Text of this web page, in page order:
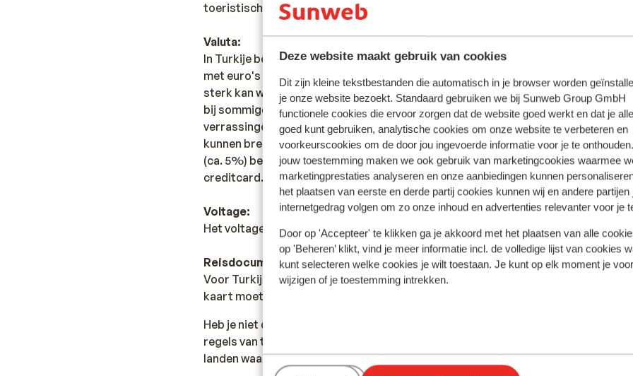
Deze website maakt gebruik van cookies
Dit zijn kleine tekstbestanden die automatisch in je browser worden
je onze website bezoekt. Standaard gebruiken we bij Sunweb Group GmbH
functionele cookies die ervoor zorgen dat de website goed werkt en dat je
goed kunt gebruiken, analytische cookies om onze website te verbeteren en
voorkeurscookies om de door jou ingevoerde informatie voor je te
jouw toestemming maken we ook gebruik van marketingcookies waarmee
marketingprestaties analyseren en onze aanbiedingen kunnen
het plaatsen van eerste en derde partij cookies kunnen wij en andere partijen
internetgedrag volgen om zo onze inhoud en advertenties relevanter voor je
Door op 'Accepteer' te klikken ga je akkoord met het plaatsen van alle
op 'Beheren’ klikt, vind je meer informatie incl. de volledige lijst van cookies
kunt selecteren welke cookies je wilt toestaan. Je kunt op elk moment je
wijzigen of je toestemming intrekken.
toeristische gebieden zijn de Turken meer Westers ingesteld.
Valuta:
In Turkije betaal je met de Turkse Lira. Naast de Turkse Lira kun je in de
met euro's betalen. Je kunt geld opnemen bij een pinautomaat bij een bank.
sterk kan wisselen, raden wij aan om kleine bedragen op te nemen. Betalen met
bij sommige horecagelegenheden en winkels mogelijk. Vraag dit altijd even na,
verrassingen komt te staan. Let er op dat creditcard transacties hoge kosten met
kunnen brengen. In Turkije wordt er naast de reguliere kosten van jouw bank ook
(ca. 5%) berekend door de Turkse bank, als je bij een bankautomaat geld pint
creditcard.
Voltage:
Het voltage is net als in Nederland 220 volt. Je hebt geen verloopstekker nodig.
Reisdocumenten:
Voor Turkije dien je in het bezit te zijn van een paspoort of identiteitsbewijs. Je
kaart moet nog minstens 150 dagen geldig zijn als je in Turkije aankomt.
Heb je niet de Nederlandse nationaliteit, dan is het belangrijk om na te vragen of
regels van toepassing zijn. Dit vraag je na bij de ambassade van het land waar je
landen waar je doorheen reist.